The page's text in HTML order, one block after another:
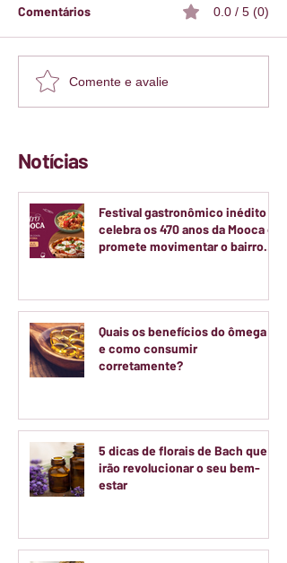
Comentários 0.0 / 5 (0)
Comente e avalie
Notícias
Festival gastronômico inédito
celebra os 470 anos da Mooca e
promete movimentar o bairro
Quais os benefícios do ômega 3
e como consumir
corretamente?
5 dicas de florais de Bach que
irão revolucionar o seu bem-
estar